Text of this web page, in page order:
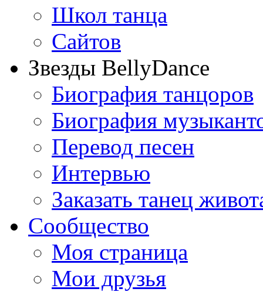
Школ танца
Сайтов
Звезды BellyDance
Биография танцоров
Биография
Перевод песен
Интервью
Заказать танец
Сообщество
Моя страница
Мои друзья